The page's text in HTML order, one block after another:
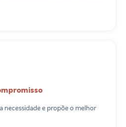
necessidade e propõe o melhor